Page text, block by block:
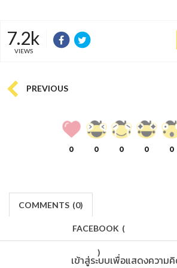
7.2k
VIEWS
PREVIOUS
0 0 0 0 0
COMMENTS (0)
FACEBOOK (
)
เข้าสู่ระบบเพื่อแสดงความ